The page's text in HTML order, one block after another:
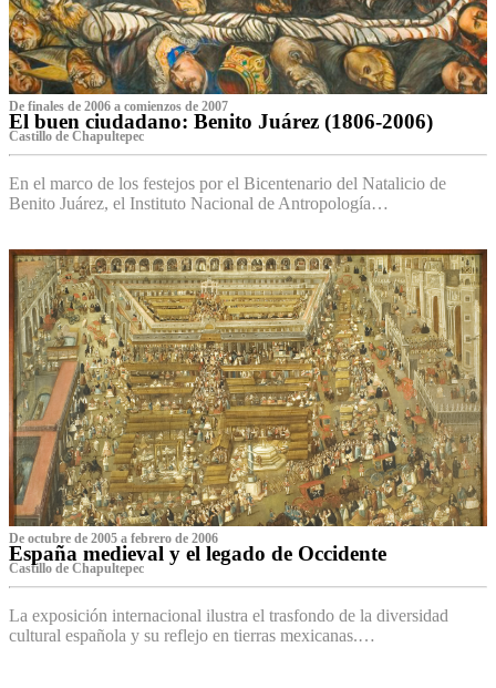
De finales de 2006 a comienzos de 2007
El buen ciudadano: Benito Juárez (1806-2006)
Castillo de Chapultepec
En el marco de los festejos por el Bicentenario del Natalicio de
Benito Juárez, el Instituto Nacional de Antropología…
De octubre de 2005 a febrero de 2006
España medieval y el legado de Occidente
Castillo de Chapultepec
La exposición internacional ilustra el trasfondo de la diversidad
cultural española y su reflejo en tierras mexicanas.…